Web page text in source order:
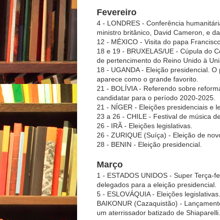
Fevereiro
4 - LONDRES - Conferência
ministro britânico, David Cameron, e
12 - MÉXICO - Visita do papa
18 e 19 - BRUXELAS/UE - Cúpula do
de pertencimento do Reino Unido à
18 - UGANDA - Eleição presidencial.
aparece como o grande favorito.
21 - BOLÍVIA - Referendo sobre
candidatar para o período 2020-2025.
21 - NÍGER - Eleições presidenciais e
23 a 26 - CHILE - Festival de música
26 - IRÃ - Eleições legislativas.
26 - ZURIQUE (Suíça) - Eleição de
28 - BENIN - Eleição presidencial.
Março
1 - ESTADOS UNIDOS - Super Terça-
delegados para a eleição presidencial.
5 - ESLOVÁQUIA - Eleições legislativas.
BAIKONUR (Cazaquistão) -
um aterrissador batizado de